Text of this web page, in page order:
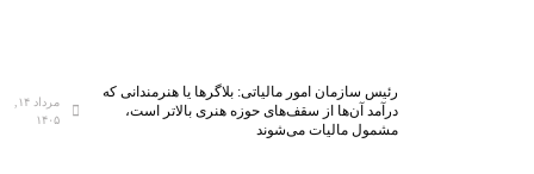
رئیس سازمان امور مالیاتی: بلاگر‌ها یا هنرمندانی که
درآمد آن‌ها از سقف‌های حوزه هنری بالاتر است،
مشمول مالیات می‌شوند
۱۴۰۵